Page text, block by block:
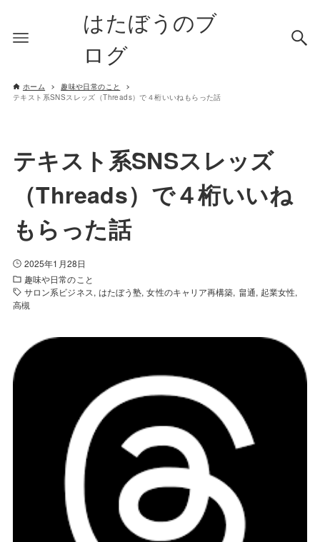
はたぼうのブ
ログ
ホーム
趣味や日常のこと
テキスト系SNSスレッズ（Threads）で４桁いいねもらった話
テキスト系SNSスレッズ
（Threads）で４桁いいね
もらった話
2025年1月28日
趣味や日常のこと
サロン系ビジネス はたぼう塾 女性のキャリア再構築 畠通 起業女性
高槻